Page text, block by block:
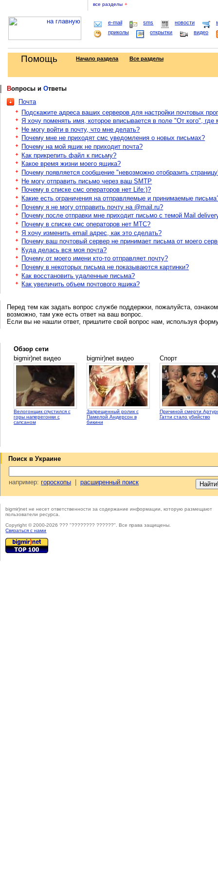
все разделы +
e-mail sms новости
приколы
открытки видео
Помощь Начало раздела Все разделы
Вопросы иОтветы
Почта
Подскажите адреса ваших серверов для настройки почтовых
Я хочу поменять имя, которое вписывается в поле "От кого",
Не могу войти в почту, что мне делать?
Почему мне не приходят смс уведомления о новых письмах?
Почему на мой ящик не приходит почта?
Как прикрепить файл к письму?
Какое время жизни моего ящика?
Почему появляется сообщение "невозможно отобразить
Не могу отправить письмо через ваш SMTP
Почему в списке смс операторов нет Life:)?
Какие есть ограничения на отправляемые и принимаемые
Почему я не могу отправить почту на @mail.ru?
Почему после отправки мне приходит письмо с темой Mail
Почему в списке смс операторов нет МТС?
Я хочу изменить email адрес, как это сделать?
Почему ваш почтовый сервер не принимает письма от моего
Куда делась вся моя почта?
Почему от моего имени кто-то отправляет почту?
Почему в некоторых письма не показываются картинки?
Как восстановить удаленные письма?
Как увеличить объем почтового ящика?
Перед тем как задать вопрос службе поддержки, пожалуйста,
возможно, там уже есть ответ на ваш вопрос.
Если вы не нашли ответ, пришлите свой вопрос нам, используя
Обзор сети
bigmir)net видео
Велогонщик спустился с
горы наперегонки с
сапсаном
bigmir)net видео
Запрещенный ролик с
Памелой Андерсон в
бикини
Спорт
Причиной смерти
Гатти стало убийство
Поиск в Украине
например:гороскопы |расширенный поиск
bigmir)net не несет ответственности за содержание информации, которую размещают
пользователи ресурса.
Copyright © 2000-2026 ??? "???????? ??????". Все права защищены.
Cвязаться с нами